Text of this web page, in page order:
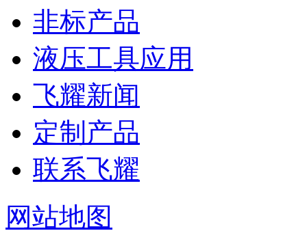
非标产品
液压工具应用
飞耀新闻
定制产品
联系飞耀
网站地图